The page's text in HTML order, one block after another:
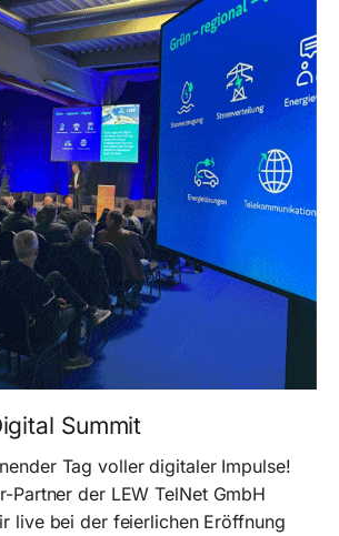
Summit
Tag voller digitaler Impulse!
Partner der LEW TelNet GmbH
live bei der feierlichen Eröffnung